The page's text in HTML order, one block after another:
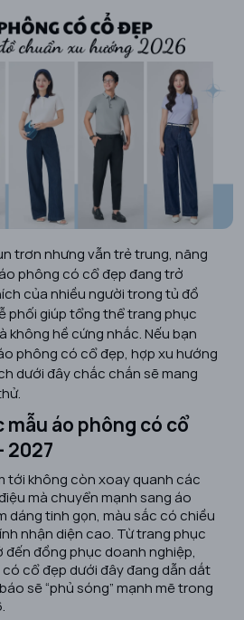
trơn nhưng vẫn trẻ trung, năng
phông có cổ đẹp đang trở
của nhiều người trong tủ đồ
phối giúp tổng thể trang phục
không hề cứng nhắc. Nếu bạn
phông có cổ đẹp, hợp xu hướng
dưới đây chắc chắn sẽ mang
mẫu áo phông có cổ
2027
tới không còn xoay quanh các
mà chuyển mạnh sang áo
dáng tinh gọn, màu sắc có chiều
nhận diện cao. Từ trang phục
đồng phục doanh nghiệp,
cổ đẹp dưới đây đang dẫn dắt
sẽ “phủ sóng” mạnh mẽ trong